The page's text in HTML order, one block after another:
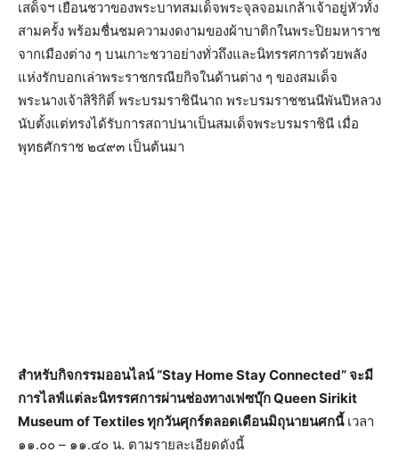
เสด็จฯ เยือนชวาของพระบาทสมเด็จพระจุลจอมเกล้าเจ้าอยู่หัวทั้ง
สามครั้ง พร้อมชื่นชมความงดงามของผ้าบาติกในพระปิยมหาราช
จากเมืองต่าง ๆ บนเกาะชวาอย่างทั่วถึงและนิทรรศการด้วยพลัง
แห่งรักบอกเล่าพระราชกรณียกิจในด้านต่าง ๆ ของสมเด็จ
พระนางเจ้าสิริกิติ์ พระบรมราชินีนาถ พระบรมราชชนนีพันปีหลวง
นับตั้งแต่ทรงได้รับการสถาปนาเป็นสมเด็จพระบรมราชินี เมื่อ
พุทธศักราช ๒๔๙๓ เป็นต้นมา
สำหรับกิจกรรมออนไลน์ “Stay Home Stay Connected” จะมี
การไลฟ์แต่ละนิทรรศการผ่านช่องทางเฟซบุ๊ก Queen Sirikit
Museum of Textiles ทุกวันศุกร์ตลอดเดือนมิถุนายนศกนี้เวลา
๑๑.๐๐ – ๑๑.๔๐ น. ตามรายละเอียดดังนี้